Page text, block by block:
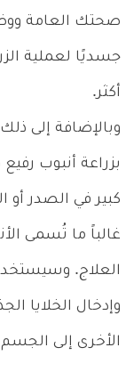
صحتك العامة
جسديًا لعملية
أكثر.
وبالإضافة إلى
بزراعة أنبوب
كبير في الصدر أو
غالباً ما تُسمى
العلاج.
وإدخال الخلايا
الأخرى إلى